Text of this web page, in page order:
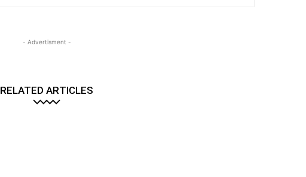
- Advertisment -
RELATED ARTICLES